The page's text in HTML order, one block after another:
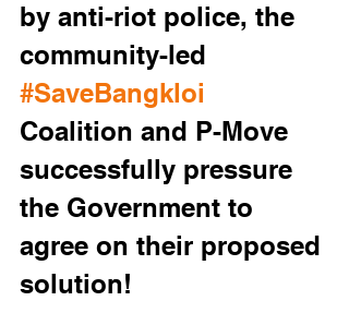
by anti-riot police, the
community-led
#SaveBangkloi
Coalition and P-Move
successfully pressure
the Government to
agree on their proposed
solution!